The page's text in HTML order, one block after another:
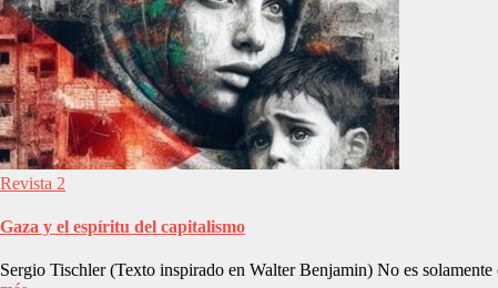
Revista 2
Gaza y el espíritu del capitalismo
Sergio Tischler (Texto inspirado en Walter Benjamin) No es